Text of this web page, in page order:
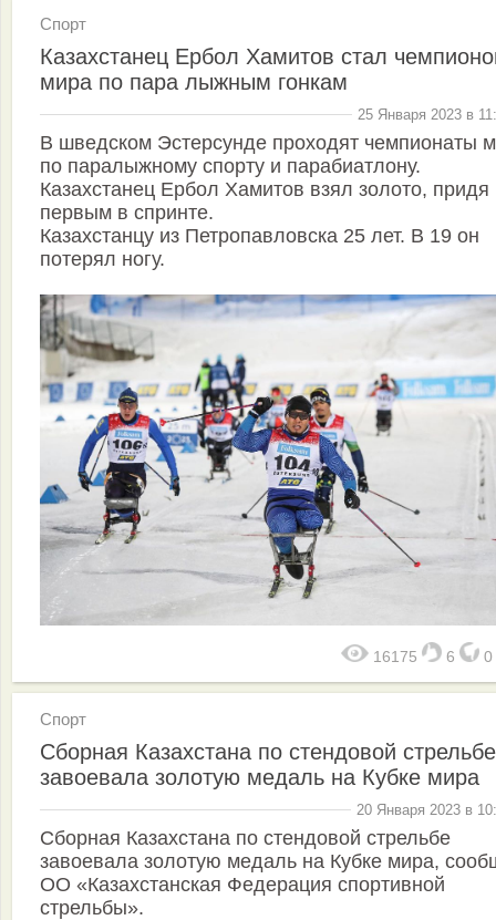
Спорт
Казахстанец Ербол Хамитов стал
мира по пара лыжным гонкам
25 Января 2023 в
В шведском Эстерсунде проходят чемпионаты
по паралыжному спорту и парабиатлону.
Казахстанец Ербол Хамитов взял золото, придя
первым в спринте.
Казахстанцу из Петропавловска 25 лет. В 19 он
потерял ногу.
16175 6 0
Спорт
Сборная Казахстана по стендовой стрельбе
завоевала золотую медаль на Кубке мира
20 Января 2023 в
Сборная Казахстана по стендовой стрельбе
завоевала золотую медаль на Кубке мира,
ОО «Казахстанская Федерация спортивной
стрельбы».